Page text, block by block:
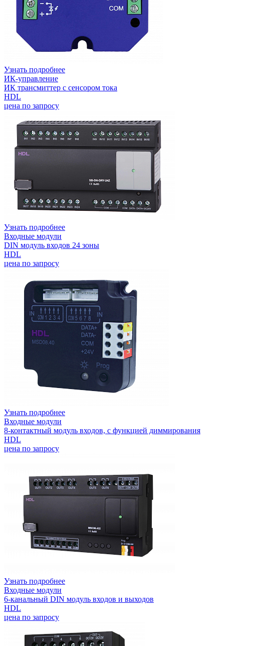
Узнать подробнее
ИК-управление
ИК трансмиттер с сенсором тока
HDL
цена по запросу
Узнать подробнее
Входные модули
DIN модуль входов 24 зоны
HDL
цена по запросу
Узнать подробнее
Входные модули
8-контактный модуль входов, с функцией диммирования
HDL
цена по запросу
Узнать подробнее
Входные модули
6-канальный DIN модуль входов и выходов
HDL
цена по запросу